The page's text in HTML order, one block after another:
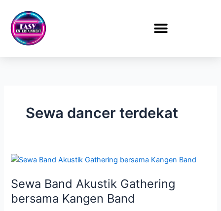
konten
Sewa dancer terdekat
Sewa Band Akustik Gathering
bersama Kangen Band
Sewa
Akustik
Gathering
bersama